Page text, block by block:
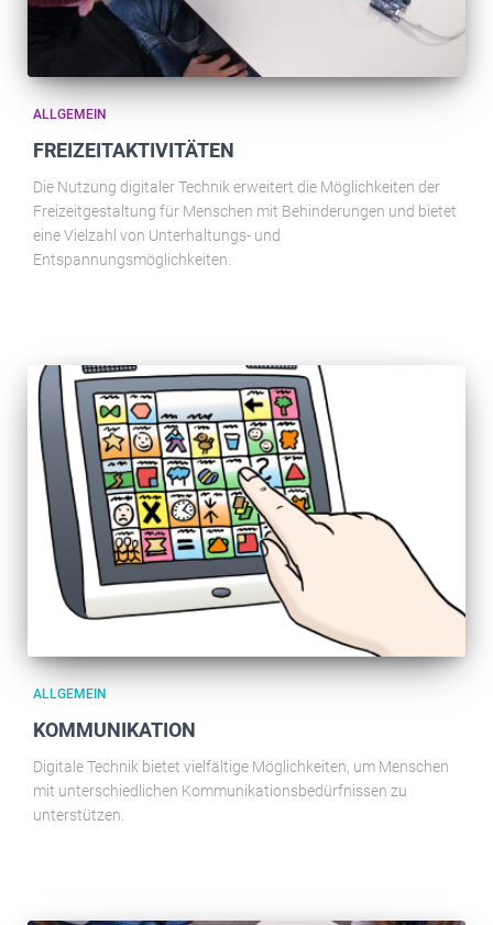
ALLGEMEIN
FREIZEITAKTIVITÄTEN
Die Nutzung digitaler Technik erweitert die Möglichkeiten der
Freizeitgestaltung für Menschen mit Behinderungen und bietet
eine Vielzahl von Unterhaltungs- und
Entspannungsmöglichkeiten.
ALLGEMEIN
KOMMUNIKATION
Digitale Technik bietet vielfältige Möglichkeiten, um Menschen
mit unterschiedlichen Kommunikationsbedürfnissen zu
unterstützen.